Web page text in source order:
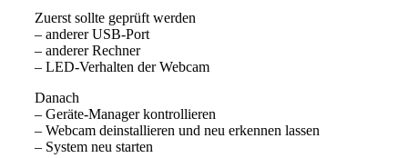
Zuerst sollte geprüft werden
– anderer USB-Port
– anderer Rechner
– LED-Verhalten der Webcam
Danach
– Geräte-Manager kontrollieren
– Webcam deinstallieren und neu erkennen lassen
– System neu starten